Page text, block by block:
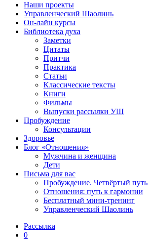
Наши проекты
Управленческий Шаолинь
Он-лайн курсы
Библиотека духа
Заметки
Цитаты
Притчи
Практика
Статьи
Классические тексты
Книги
Фильмы
Выпуски рассылки УШ
Пробуждение
Консультации
Здоровье
Блог «Отношения»
Мужчина и женщина
Дети
Письма для вас
Пробуждение. Четвёртый путь
Отношения: путь к гармонии
Бесплатный мини-тренинг
Управленческий Шаолинь
Рассылка
0